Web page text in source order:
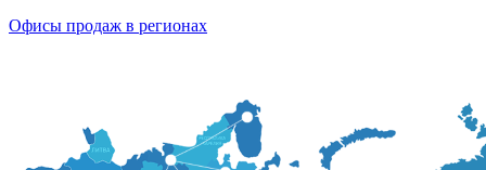
Офисы продаж в регионах